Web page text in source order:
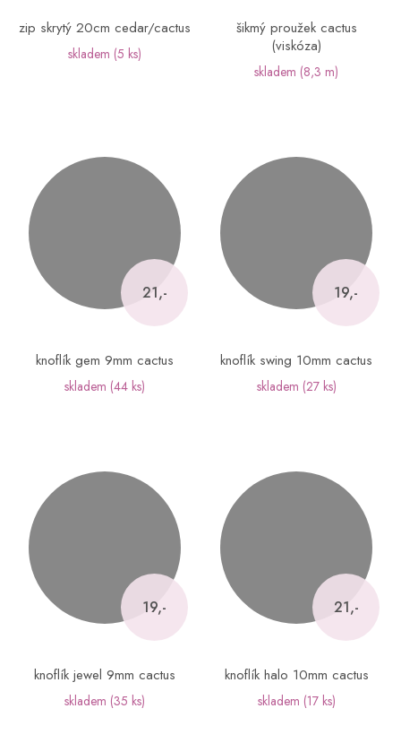
zip skrytý 20cm cedar/cactus
skladem (5 ks)
šikmý proužek cactus
(viskóza)
skladem (8,3 m)
21,-
knoflík gem 9mm cactus
skladem (44 ks)
19,-
knoflík swing 10mm cactus
skladem (27 ks)
19,-
knoflík jewel 9mm cactus
skladem (35 ks)
21,-
knoflík halo 10mm cactus
skladem (17 ks)